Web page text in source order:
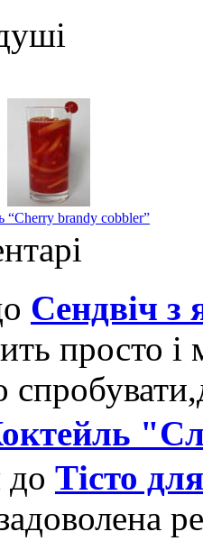
“Cherry brandy cobbler”
Сендвіч з
просто
до Тісто